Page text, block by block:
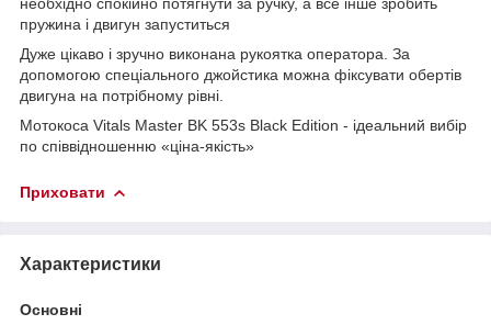
пружина і двигун запуститься
Дуже цікаво і зручно виконана рукоятка оператора. За
допомогою спеціального джойстика можна фіксувати обертів
двигуна на потрібному рівні.
Мотокоса Vitals Master BK 553s Black Edition - ідеальний вибір
по співвідношенню «ціна-якість»
Приховати
Характеристики
Основні